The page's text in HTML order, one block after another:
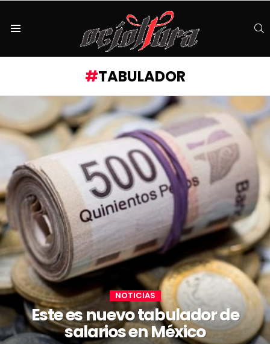
TABULADOR
NOTICIAS
Este es nuevo tabulador de
salarios en México